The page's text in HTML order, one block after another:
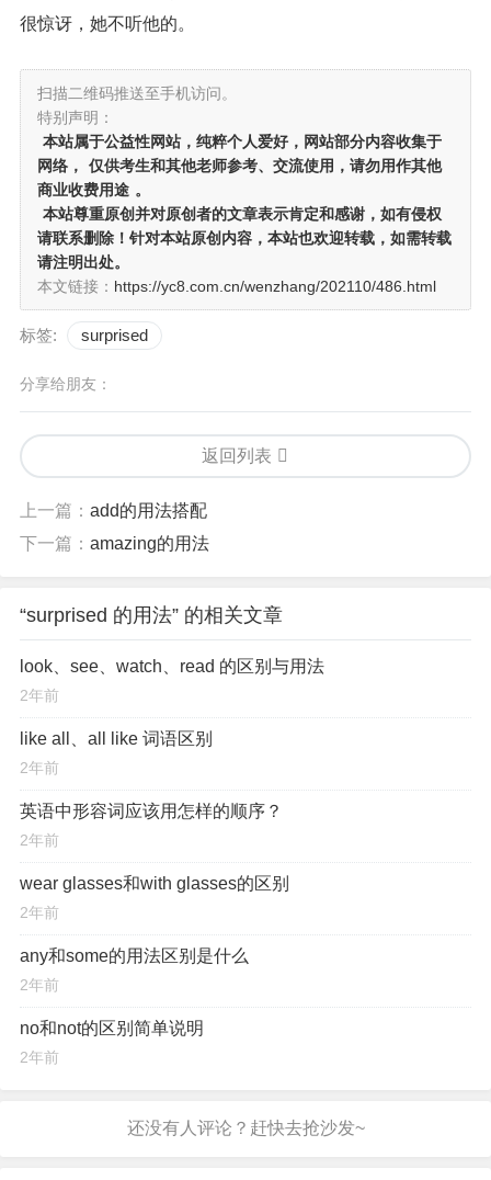
很惊讶，她不听他的。
扫描二维码推送至手机访问。
特别声明：
本站属于公益性网站，纯粹个人爱好，网站部分内容收集于
网络，
仅供考生和其他老师参考、交流使用，请勿用作其他
商业收费用途 。
本站尊重原创并对原创者的文章表示肯定和感谢，如有侵权
请联系删除！针对本站原创内容，本站也欢迎转载，如需转载
请注明出处。
本文链接： https://yc8.com.cn/wenzhang/202110/486.html
标签: surprised
分享给朋友：
返回列表
上一篇： add的用法搭配
下一篇： amazing的用法
“surprised 的用法” 的相关文章
look、see、watch、read 的区别与用法
2年前
like all、all like 词语区别
2年前
英语中形容词应该用怎样的顺序？
2年前
wear glasses和with glasses的区别
2年前
any和some的用法区别是什么
2年前
no和not的区别简单说明
2年前